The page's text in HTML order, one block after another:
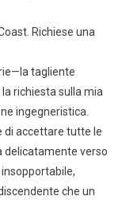
Richiese una
tagliente
richiesta sulla mia
ingegneristica.
di accettare tutte le
delicatamente verso
che un